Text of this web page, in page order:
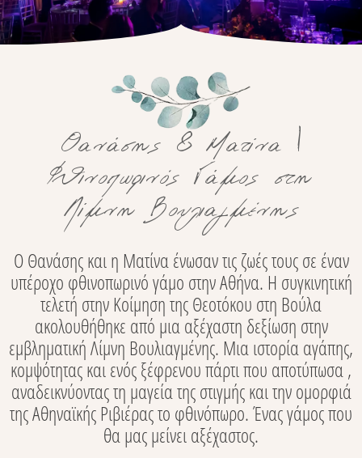
Θανάσης & Ματίνα |
Φθινοπωρινός Γάμος στη
Λίμνη Βουλιαγμένης
Ο Θανάσης και η Ματίνα ένωσαν τις ζωές τους σε έναν
υπέροχο φθινοπωρινό γάμο στην Αθήνα. Η συγκινητική
τελετή στην Κοίμηση της Θεοτόκου στη Βούλα
ακολουθήθηκε από μια αξέχαστη δεξίωση στην
εμβληματική Λίμνη Βουλιαγμένης. Μια ιστορία αγάπης,
κομψότητας και ενός ξέφρενου πάρτι που αποτύπωσα ,
αναδεικνύοντας τη μαγεία της στιγμής και την ομορφιά
της Αθηναϊκής Ριβιέρας το φθινόπωρο. Ένας γάμος που
θα μας μείνει αξέχαστος.